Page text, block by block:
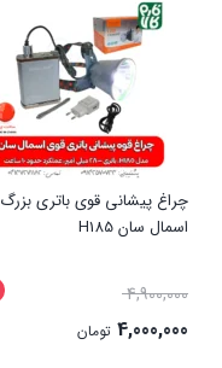
چراغ پیشانی قوی باتری بزرگ
اسمال سان H185
4,900,000قیمت
اصلی:4,000,000 تومان